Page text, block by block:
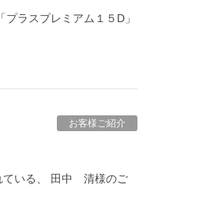
ラスプレミアム１５D」
お客様ご紹介
ている、 田中 清様のご